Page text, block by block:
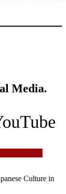
Media.
Culture in